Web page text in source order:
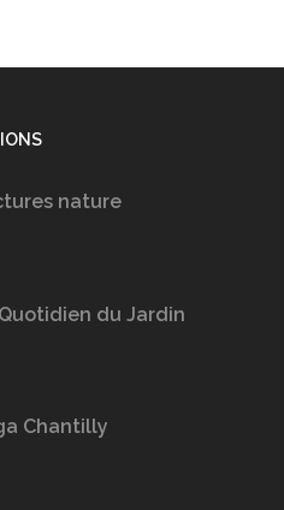
nature
du Jardin
Chantilly